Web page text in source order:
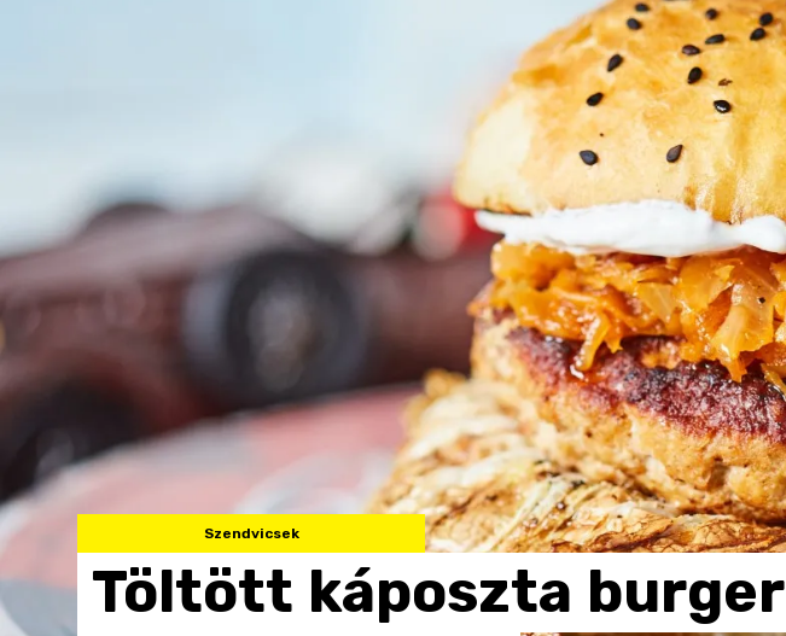
Szendvicsek
Töltött káposzta burger